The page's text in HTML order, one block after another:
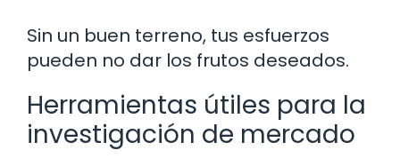
Sin un buen terreno, tus esfuerzos
pueden no dar los frutos deseados.
Herramientas útiles para la
investigación de mercado